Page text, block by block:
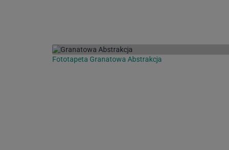
Fototapeta Granatowa Abstrakcja